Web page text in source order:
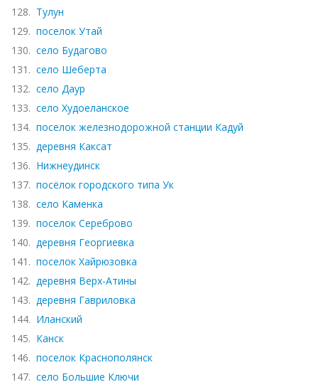
128. Тулун
129. поселок Утай
130. село Будагово
131. село Шеберта
132. село Даур
133. село Худоеланское
134. поселок железнодорожной станции Кадуй
135. деревня Каксат
136. Нижнеудинск
137. посёлок городского типа Ук
138. село Каменка
139. поселок Сереброво
140. деревня Георгиевка
141. поселок Хайрюзовка
142. деревня Верх-Атины
143. деревня Гавриловка
144. Иланский
145. Канск
146. поселок Краснополянск
147. село Большие Ключи